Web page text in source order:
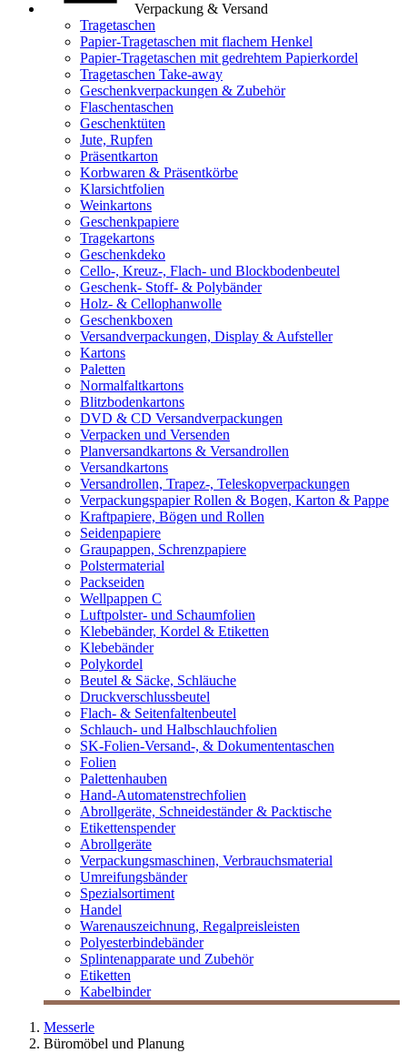
Verpackung & Versand
Tragetaschen
Papier-Tragetaschen mit flachem Henkel
Papier-Tragetaschen mit gedrehtem Papierkordel
Tragetaschen Take-away
Geschenkverpackungen & Zubehör
Flaschentaschen
Geschenktüten
Jute, Rupfen
Präsentkarton
Korbwaren & Präsentkörbe
Klarsichtfolien
Weinkartons
Geschenkpapiere
Tragekartons
Geschenkdeko
Cello-, Kreuz-, Flach- und Blockbodenbeutel
Geschenk- Stoff- & Polybänder
Holz- & Cellophanwolle
Geschenkboxen
Versandverpackungen, Display & Aufsteller
Kartons
Paletten
Normalfaltkartons
Blitzbodenkartons
DVD & CD Versandverpackungen
Verpacken und Versenden
Planversandkartons & Versandrollen
Versandkartons
Versandrollen, Trapez-, Teleskopverpackungen
Verpackungspapier Rollen & Bogen, Karton & Pappe
Kraftpapiere, Bögen und Rollen
Seidenpapiere
Graupappen, Schrenzpapiere
Polstermaterial
Packseiden
Wellpappen C
Luftpolster- und Schaumfolien
Klebebänder, Kordel & Etiketten
Klebebänder
Polykordel
Beutel & Säcke, Schläuche
Druckverschlussbeutel
Flach- & Seitenfaltenbeutel
Schlauch- und Halbschlauchfolien
SK-Folien-Versand-, & Dokumententaschen
Folien
Palettenhauben
Hand-Automatenstrechfolien
Abrollgeräte, Schneideständer & Packtische
Etikettenspender
Abrollgeräte
Verpackungsmaschinen, Verbrauchsmaterial
Umreifungsbänder
Spezialsortiment
Handel
Warenauszeichnung, Regalpreisleisten
Polyesterbindebänder
Splintenapparate und Zubehör
Etiketten
Kabelbinder
Messerle
Büromöbel und Planung